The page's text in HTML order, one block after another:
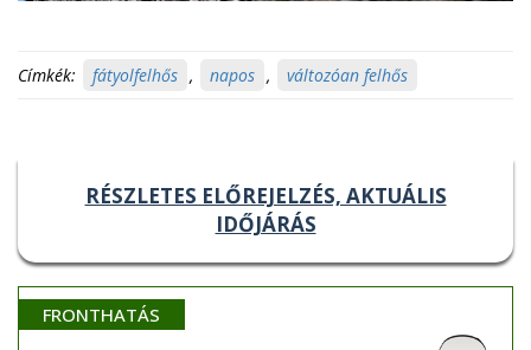
Címkék: fátyolfelhős , napos , változóan felhős
RÉSZLETES ELŐREJELZÉS, AKTUÁLIS
IDŐJÁRÁS
FRONTHATÁS